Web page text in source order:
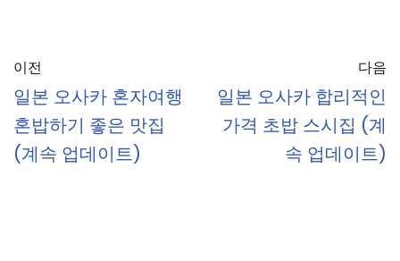
이전
일본 오사카 혼자여행
혼밥하기 좋은 맛집
(계속 업데이트)
다음
일본 오사카 합리적인
가격 초밥 스시집 (계
속 업데이트)